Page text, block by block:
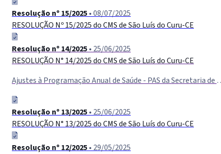
Resolução nº 15/2025• 08/07/2025
RESOLUÇÃO Nº 15/2025 do CMS de São Luís do Curu-CE
Resolução nº 14/2025• 25/06/2025
RESOLUÇÃO N° 14/2025 do CMS de São Luís do Curu-СЕ
Ajustes à Programação Anual de
Resolução nº 13/2025• 25/06/2025
RESOLUÇÃO N° 13/2025 do CMS de São Luís do Curu-CE
Resolução nº 12/2025• 29/05/2025